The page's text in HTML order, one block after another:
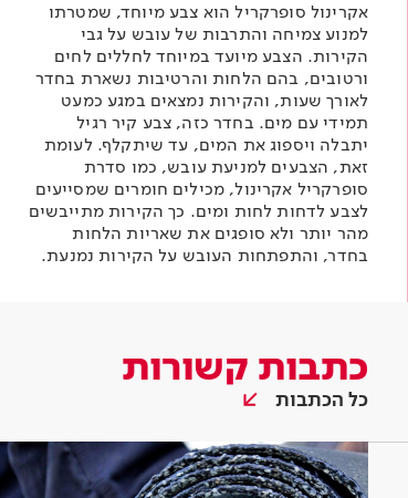
אקרינול סופרקרילהוא צבע מיוחד, שמטרתו
למנוע צמיחה והתרבות של עובש על גבי
הקירות. הצבע מיועד במיוחד לחללים לחים
ורטובים, בהם הלחות והרטיבות נשארת בחדר
לאורך שעות, והקירות נמצאים במגע כמעט
תמידי עם מים. בחדר כזה, צבע קיר רגיל
יתבלה ויספוג את המים, עד שיתקלף. לעומת
זאת, הצבעים למניעת עובש, כמו סדרת
סופרקריל אקרינול, מכילים חומרים שמסייעים
לצבע לדחות לחות ומים. כך הקירות מתייבשים
מהר יותר ולא סופגים את שאריות הלחות
בחדר, והתפתחות העובש על הקירות נמנעת.
כתבות קשורות
כל הכתבות